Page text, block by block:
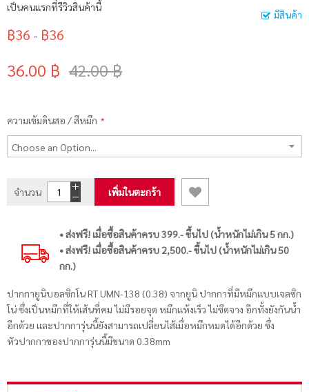
มีสินค้า
เป็นคนแรกที่รีวิวสินค้านี้
฿36 - ฿36
36.00 ฿ 42.00 ฿
ความเข้มดินสอ / สีหมึก
จำนวน เพิ่มในตะกร้า
• ส่งฟรี! เมื่อซื้อสินค้าครบ 399.- ขึ้นไป (น้ำหนักไม่เกิน 5 กก.)
• ส่งฟรี! เมื่อซื้อสินค้าครบ 2,500.- ขึ้นไป (น้ำหนักไม่เกิน 50
กก.)
ปากกายูนิบอลซิกโน RT UMN-138 (0.38) จากยูนิ ปากกาที่มีหมึกแบบเจลซิก
โน่ ซึ่งเป็นหมึกที่ให้เส้นที่คม ไม่มีรอยจุด หมึกแห้งเร็ว ไม่ซีดจาง อีกทั้งยังกันน้ำ
อีกด้วย และปากการุ่นนี้ยังสามารถเปลี่ยนไส้เมื่อหมึกหมดได้อีกด้วย ซึ่ง
หัวปากกาของปากการุ่นนี้มีขนาด 0.38mm